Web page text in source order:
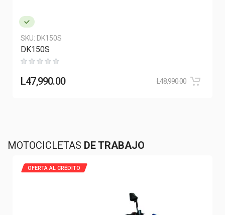
SKU: DK150S
DK150S
L47,990.00 L48,990.00
MOTOCICLETAS DE TRABAJO
OFERTA AL CRÉDITO